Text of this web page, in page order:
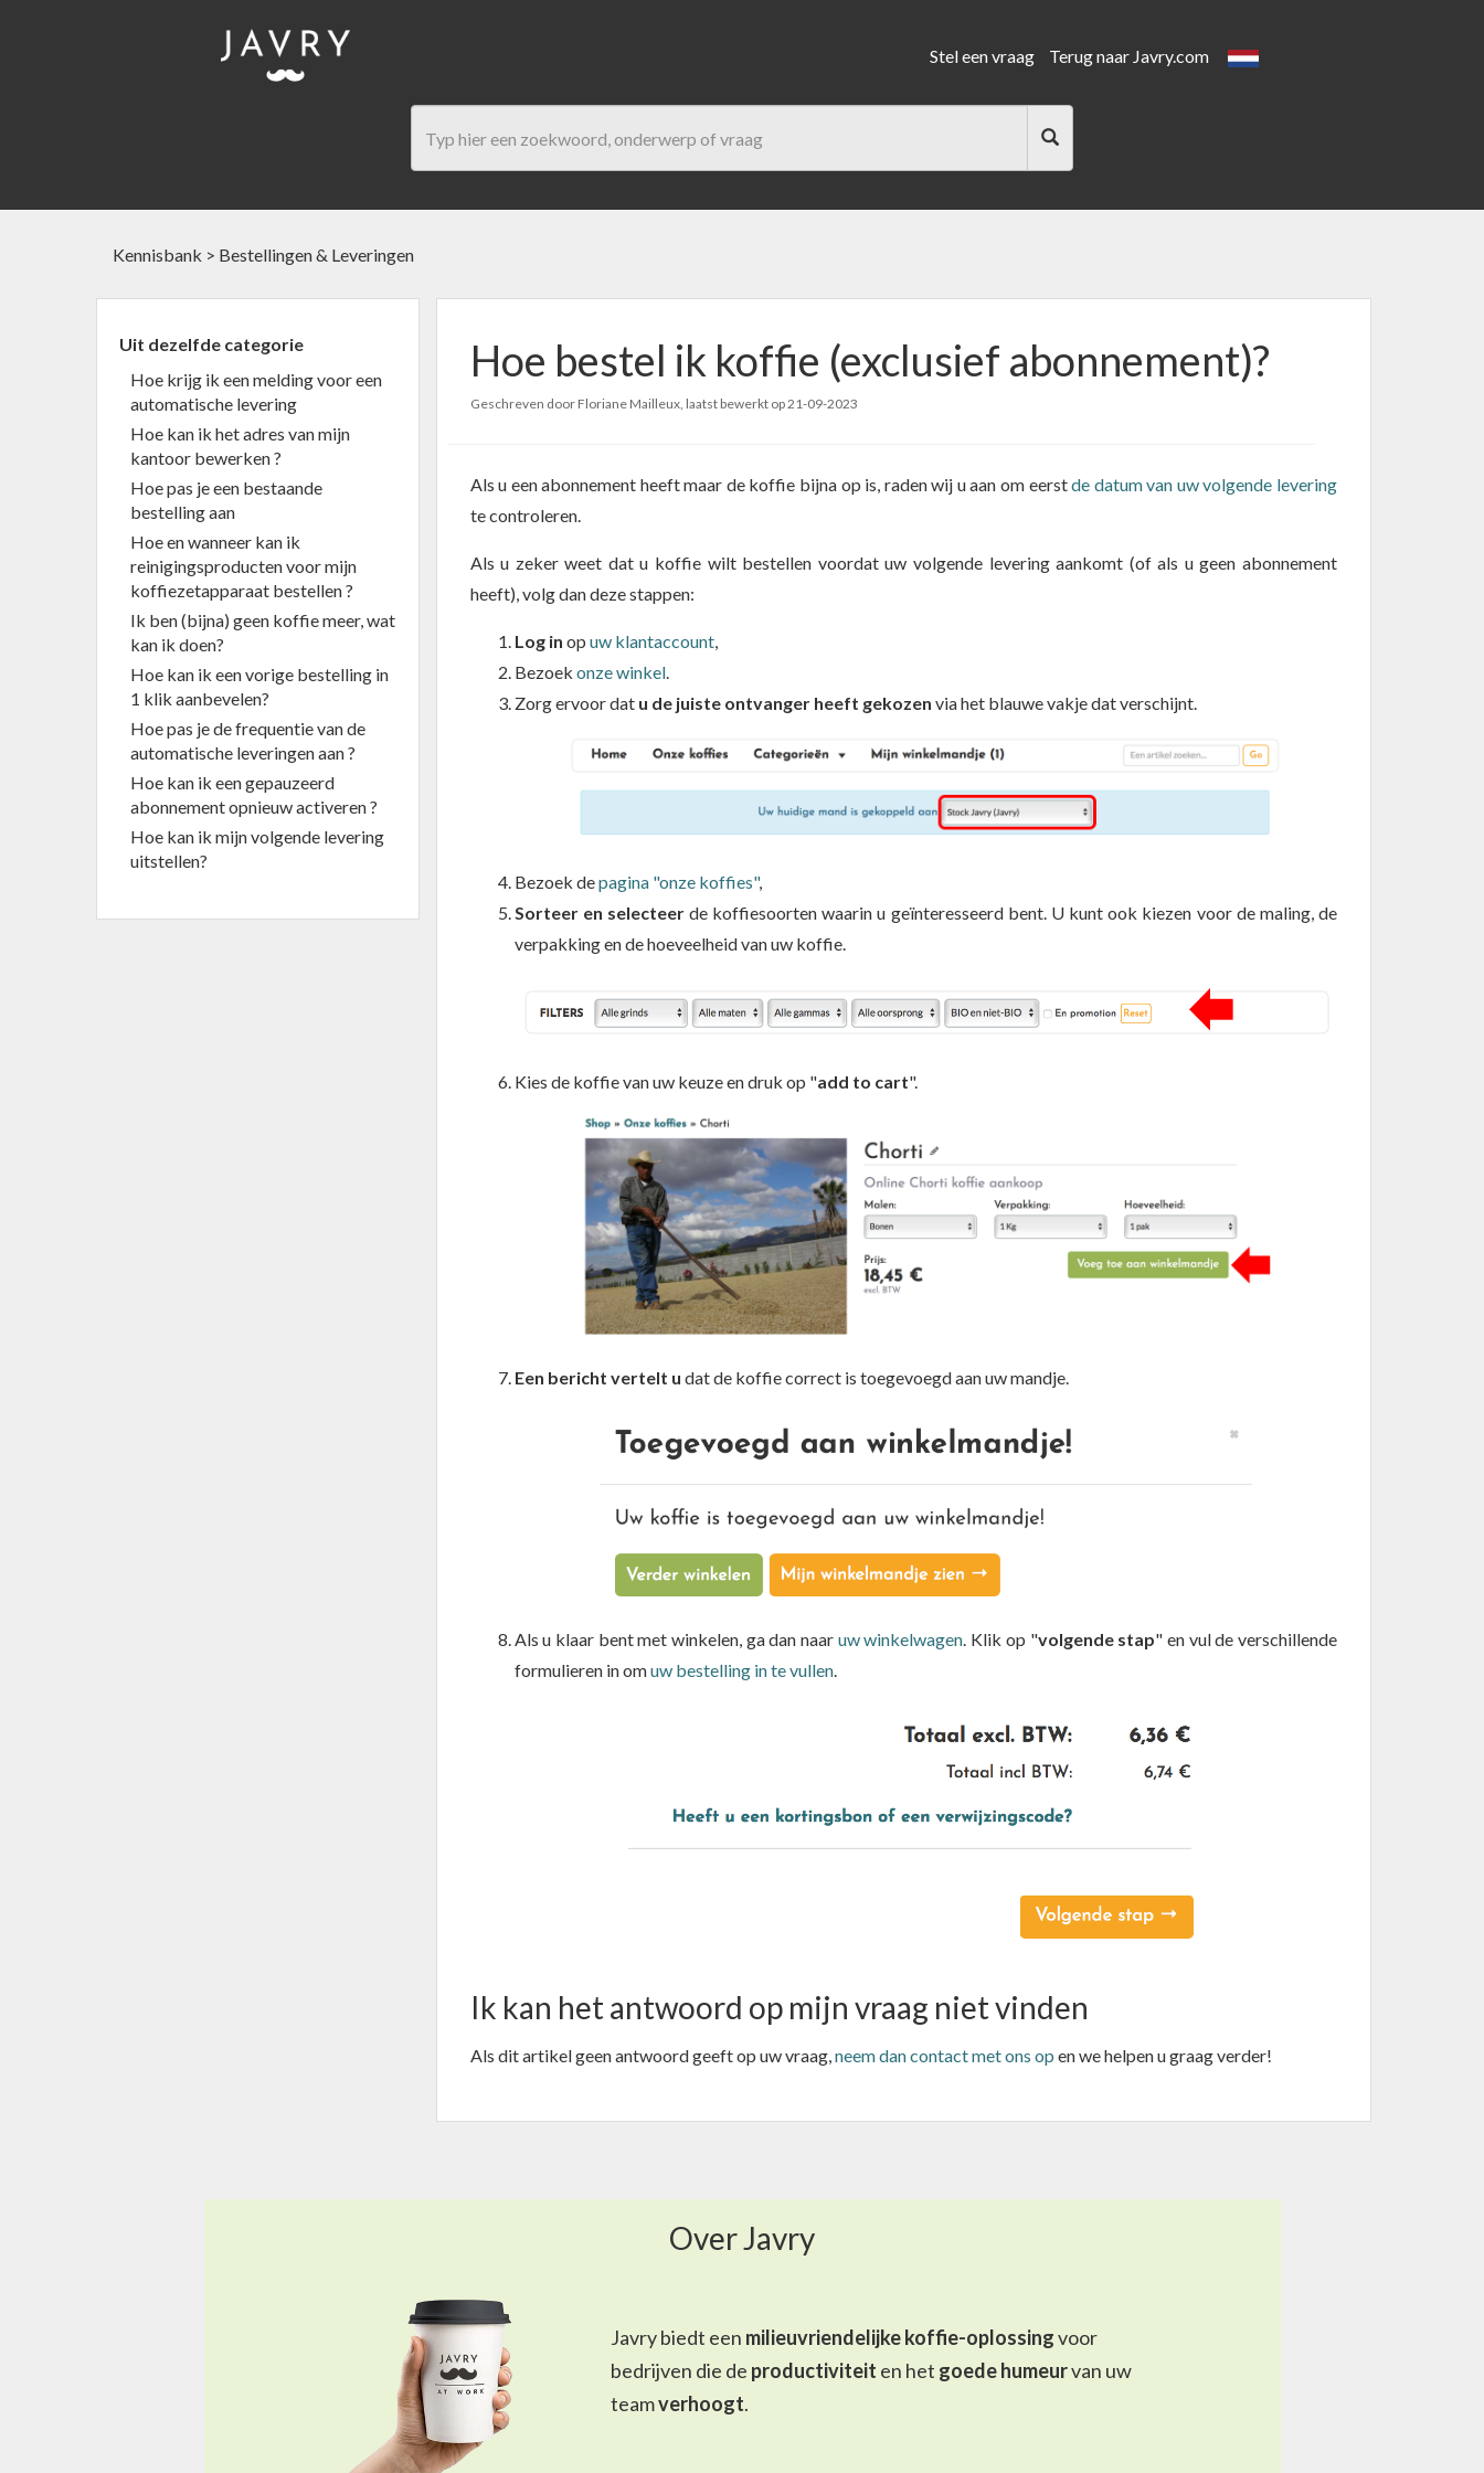
Stel een vraag Terug naar Javry.com
Kennisbank > Bestellingen & Leveringen
Uit dezelfde categorie
Hoe krijg ik een melding voor een
automatische levering
Hoe kan ik het adres van mijn
kantoor bewerken ?
Hoe pas je een bestaande
bestelling aan
Hoe en wanneer kan ik
reinigingsproducten voor mijn
koffiezetapparaat bestellen ?
Ik ben (bijna) geen koffie meer, wat
kan ik doen?
Hoe kan ik een vorige bestelling in
1 klik aanbevelen?
Hoe pas je de frequentie van de
automatische leveringen aan ?
Hoe kan ik een gepauzeerd
abonnement opnieuw activeren ?
Hoe kan ik mijn volgende levering
uitstellen?
Hoe bestel ik koffie (exclusief abonnement)?
Geschreven door Floriane Mailleux, laatst bewerkt op21-09-2023
Als u een abonnement heeft maar de koffie bijna op is, raden wij u aan om eerstde datum van uw volgende levering
te controleren.
Als u zeker weet dat u koffie wilt bestellen voordat uw volgende levering aankomt (of als u geen abonnement
heeft), volg dan deze stappen:
Log in op uw klantaccount,
Bezoek onze winkel.
Zorg ervoor datu de juiste ontvanger heeft gekozen via het blauwe vakje dat verschijnt.
Bezoek depagina "onze koffies",
Sorteer en selecteerde koffiesoorten waarin u geïnteresseerd bent. U kunt ook kiezen voor de maling, de
verpakking en de hoeveelheid van uw koffie.
Kies de koffie van uw keuze en druk op "add to cart".
Een bericht vertelt u dat de koffie correct is toegevoegd aan uw mandje.
Als u klaar bent met winkelen, ga dan naar uw winkelwagen . Klik op "volgende stap" en vul de verschillende
formulieren in omuw bestelling in te vullen.
Ik kan het antwoord op mijn vraag niet vinden
Als dit artikel geen antwoord geeft op uw vraag, neem dan contact met ons op en we helpen u graag verder!
Over Javry
Javry biedt een milieuvriendelijke koffie-oplossingvoor
bedrijven die de productiviteit en het goede humeurvan uw
teamverhoogt.